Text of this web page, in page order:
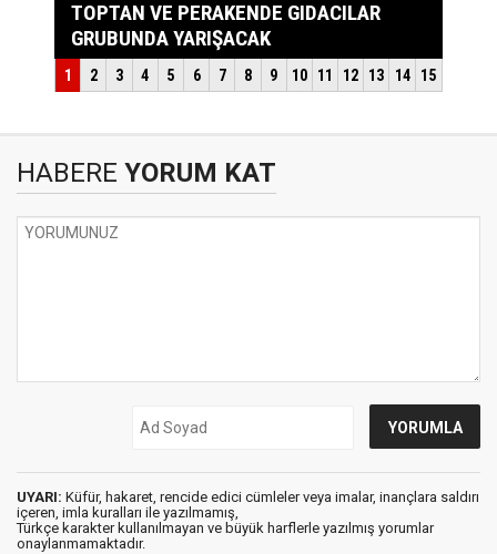
HABERE YORUM KAT
UYARI: Küfür, hakaret, rencide edici cümleler veya imalar, inançlara saldırı
içeren, imla kuralları ile yazılmamış,
Türkçe karakter kullanılmayan ve büyük harflerle yazılmış yorumlar
onaylanmamaktadır.